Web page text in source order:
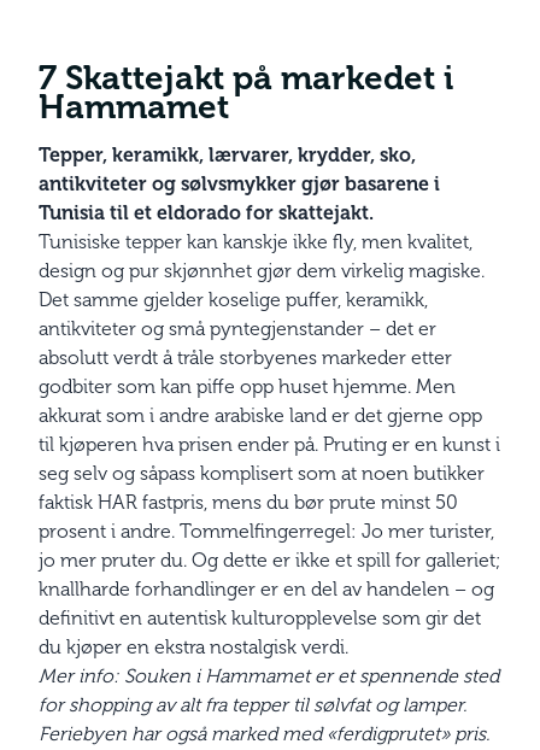
7 Skattejakt på markedet i
Hammamet
Tepper, keramikk, lærvarer, krydder, sko,
antikviteter og sølvsmykker gjør basarene i
Tunisia til et eldorado for skattejakt.
Tunisiske tepper kan kanskje ikke fly, men kvalitet,
design og pur skjønnhet gjør dem virkelig magiske.
Det samme gjelder koselige puffer, keramikk,
antikviteter og små pyntegjenstander – det er
absolutt verdt å tråle storbyenes markeder etter
godbiter som kan piffe opp huset hjemme. Men
akkurat som i andre arabiske land er det gjerne opp
til kjøperen hva prisen ender på. Pruting er en kunst i
seg selv og såpass komplisert som at noen butikker
faktisk HAR fastpris, mens du bør prute minst 50
prosent i andre. Tommelfingerregel: Jo mer turister,
jo mer pruter du. Og dette er ikke et spill for galleriet;
knallharde forhandlinger er en del av handelen – og
definitivt en autentisk kulturopplevelse som gir det
du kjøper en ekstra nostalgisk verdi.
Mer info: Souken i Hammamet er et spennende sted
for shopping av alt fra tepper til sølvfat og lamper.
Feriebyen har også marked med «ferdigprutet» pris.